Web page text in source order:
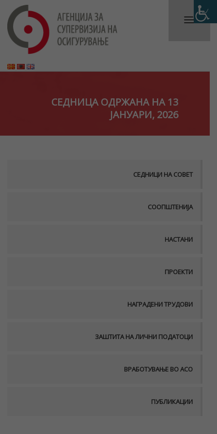
СЕДНИЦА ОДРЖАНА НА 13
ЈАНУАРИ, 2026
СЕДНИЦИ НА СОВЕТ
СООПШТЕНИЈА
НАСТАНИ
ПРОЕКТИ
НАГРАДЕНИ ТРУДОВИ
ЗАШТИТА НА ЛИЧНИ ПОДАТОЦИ
ВРАБОТУВАЊЕ ВО АСО
ПУБЛИКАЦИИ